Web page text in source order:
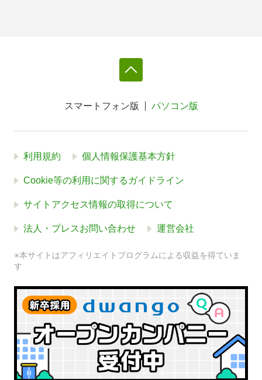
スマートフォン版 パソコン版
利用規約 個人情報保護基本方針
Cookie等の利用に関するガイドライン
サイトアクセス情報の取得について
法人・プレスお問い合わせ 運営会社
※本サイトはアフィリエイトプログラムによる収益を得ていま
す